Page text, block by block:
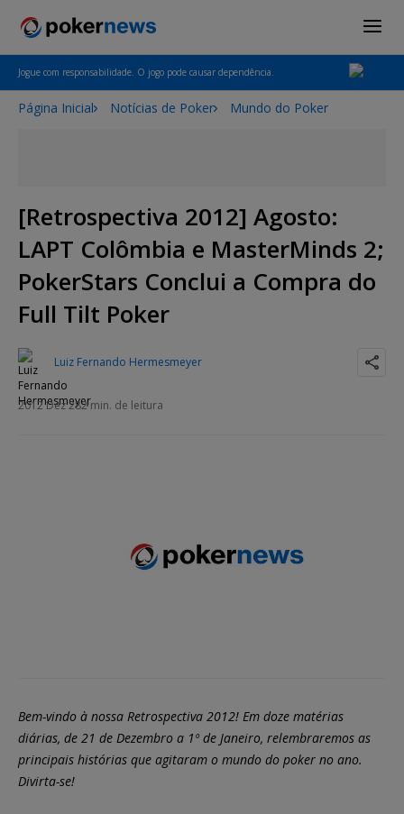
Jogue com responsabilidade. O jogo pode causar dependência.
Página Inicial Notícias de Poker Mundo do Poker
[Retrospectiva 2012] Agosto:
LAPT Colômbia e MasterMinds 2;
PokerStars Conclui a Compra do
Full Tilt Poker
Luiz Fernando Hermesmeyer
2012 Dez 282 min. de leitura
Bem-vindo à nossa Retrospectiva 2012! Em doze matérias
diárias, de 21 de Dezembro a 1º de Janeiro, relembraremos as
principais histórias que agitaram o mundo do poker no ano.
Divirta-se!